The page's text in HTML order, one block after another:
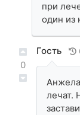
при
один из
0
Гость
лечат.